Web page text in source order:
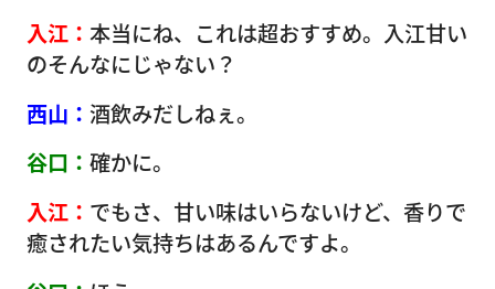
入江： 本当にね、これは超おすすめ。入江甘い
のそんなにじゃない？
西山： 酒飲みだしねぇ。
谷口： 確かに。
入江： でもさ、甘い味はいらないけど、香りで
癒されたい気持ちはあるんですよ。